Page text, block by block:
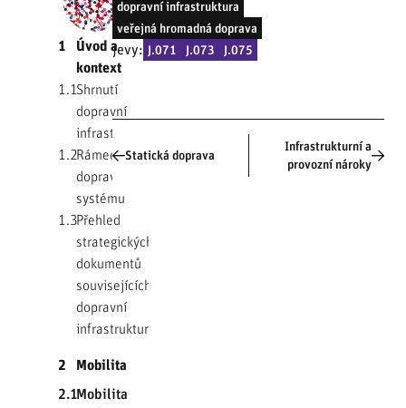
1
Úvod a
kontext
1.1Shrnutí
dopravní
infrastruktury
1.2Rámec
dopravního
systému
1.3Přehled
strategických
dokumentů
souvisejících s
dopravní
infrastrukturou
2
Mobilita
2.1Mobilita
dopravní infrastruktura
veřejná hromadná doprava
jevy: J.071 J.073 J.075
Statická doprava
Infrastrukturní a
provozní nároky